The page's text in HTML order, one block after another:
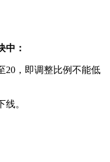
中：
20，即调整比例不能低
线。